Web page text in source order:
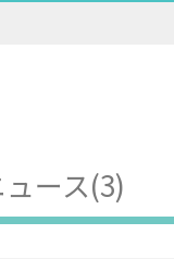
ース(3)